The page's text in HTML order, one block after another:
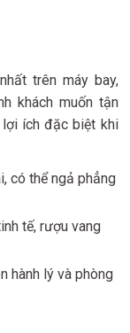
trên máy bay,
khách muốn tận
ích đặc biệt khi
có thể ngả phẳng
tế, rượu vang
hành lý và phòng